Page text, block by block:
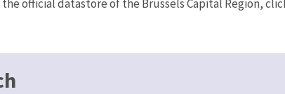
the official datastore of the Brussels Capital Region,